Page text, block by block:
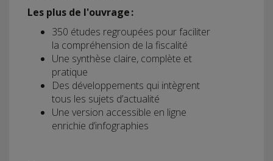
Les plus de l'ouvrage :
350 études regroupées pour faciliter
la compréhension de la fiscalité
Une synthèse claire, complète et
pratique
Des développements qui intègrent
tous les sujets d’actualité
Une version accessible en ligne
enrichie d’infographies